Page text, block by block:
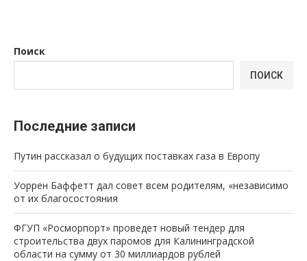
Поиск
ПОИСК
Последние записи
Путин рассказал о будущих поставках газа в Европу
Уоррен Баффетт дал совет всем родителям, «независимо
от их благосостояния
ФГУП «Росморпорт» проведет новый тендер для
строительства двух паромов для Калининградской
области на сумму от 30 миллиардов рублей